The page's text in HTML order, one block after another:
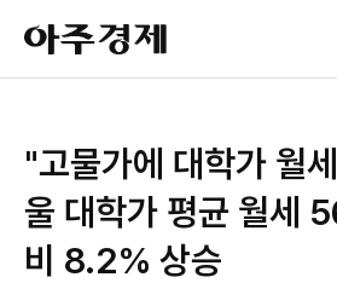
아
주
경
"고물가에 대학가 월
울 대학가 평균 월세
비 8.2% 상승